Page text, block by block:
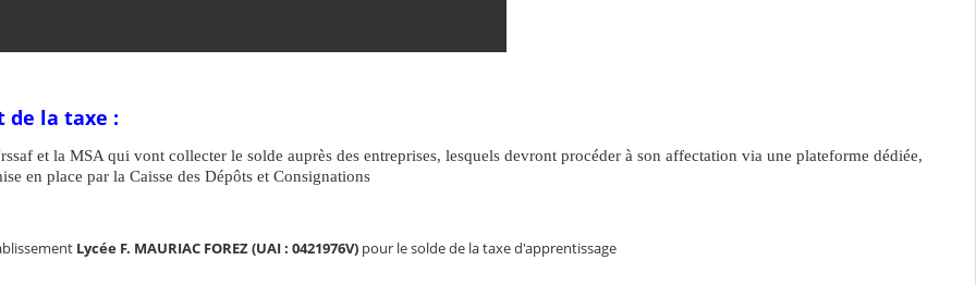
de la taxe :
et la MSA qui vont collecter le solde auprès des entreprises, lesquels devront procéder à son affectation via une plateforme dédiée,
en place par la Caisse des Dépôts et Consignations
Lycée F. MAURIAC FOREZ(UAI : 0421976V) pour le solde de la taxe d'apprentissage